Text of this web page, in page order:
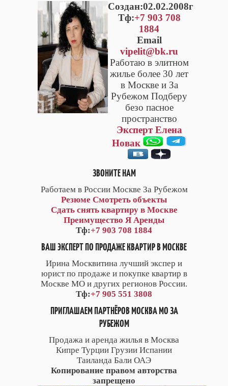
Cоздан:02.02.2008г
Тф:+7 903 708
1884
Email
vipelit@bk.ru
Работаю в элитном
жилье более 30 лет
в Москве и За
Рубежом Подберу
безо пасное
пространство
Эксперт Елена
Новак
ЗВОНИТЕ НАМ
Работаем в России Москве За Рубежом
Резюме Смотреть объекты
Сдать снять квартиру в Москве
Преимущество Я Аренды
Тф:+7 903 708 1884
ВАШ ЭКСПЕРТ ПО ПРОДАЖЕ КВАРТИР В МОСКВЕ
Ирина Москвитина лучший экспер и
юрист по продаже и покупке квартир в
Москве МО и других регионов России.
Тф:+7 905 551 3808
ПРИГЛАШАЕМ ПАРТНЁРОВ МОСКВА МО ЗА
РУБЕЖОМ
Продажа и аренда жилья в Москва
Кипре Турции Грузии Испании
Таиланда Бали ОАЭ
Копирование правом авторства
запрещено